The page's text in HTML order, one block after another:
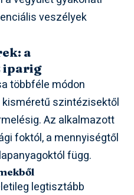
veszélyek
a
iparig
többféle módon
szintézisektől
Az alkalmazott
foktól, a mennyiségtől
függ.
legtisztább